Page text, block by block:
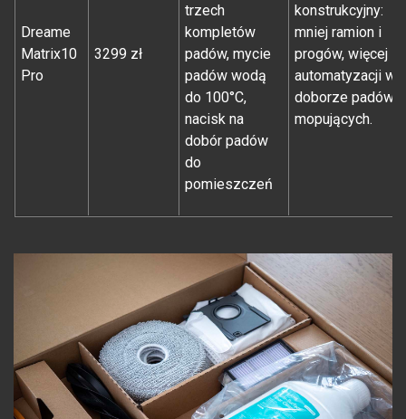
Dreame
Matrix10
Pro
3299 zł
trzech
kompletów
padów, mycie
padów wodą
do 100°C,
nacisk na
dobór padów
do
pomieszczeń
konstrukcyjny:
mniej ramion i
progów, więcej
automatyzacji w
doborze padów
mopujących.